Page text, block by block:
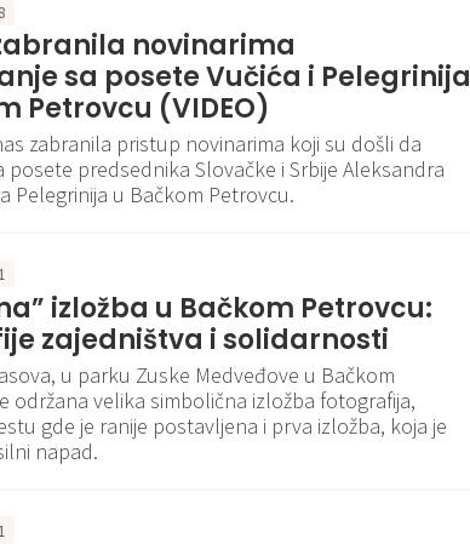
novinarima
sa posete Vučića i Pelegrinija
Petrovcu (VIDEO)
zabranila pristup novinarima koji su došli da
posete predsednika Slovačke i Srbije Aleksandra
Pelegrinija u Bačkom Petrovcu.
izložba u Bačkom Petrovcu:
zajedništva i solidarnosti
u parku Zuske Medveđove u Bačkom
održana velika simbolična izložba fotografija,
gde je ranije postavljena i prva izložba, koja je
napad.